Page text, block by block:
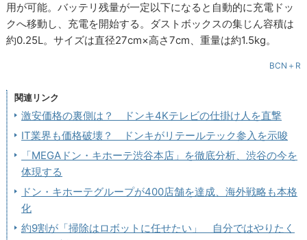
用が可能。バッテリ残量が一定以下になると自動的に充電ドッ
クへ移動し、充電を開始する。ダストボックスの集じん容積は
約0.25L。サイズは直径27cm×高さ7cm、重量は約1.5kg。
BCN＋R
関連リンク
激安価格の裏側は？ ドンキ4Kテレビの仕掛け人を直撃
IT業界も価格破壊？ ドンキがリテールテック参入を示唆
「MEGAドン・キホーテ渋谷本店」を徹底分析、渋谷の今を
体現する
ドン・キホーテグループが400店舗を達成、海外戦略も本格
化
約9割が「掃除はロボットに任せたい」 自分ではやりたく